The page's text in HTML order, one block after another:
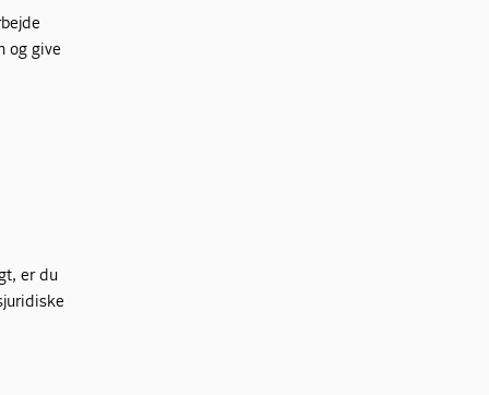
og give
er du